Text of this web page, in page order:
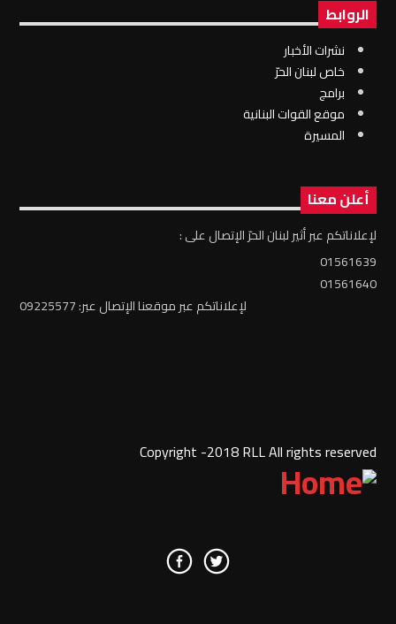
الروابط
نشرات الأخبار
خاص لبنان الحرّ
برامج
موقع القوات البنانية
المسيرة
أعلن معنا
لإعلاناتكم عبر أثير لبنان الحرّ الإتصال على :
01561639
01561640
لإعلاناتكم عبر موقعنا الإتصال عبر: 09225577
Copyright -2018 RLL All rights reserved